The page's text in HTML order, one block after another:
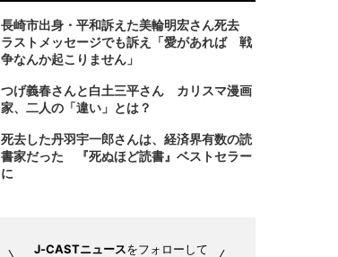
長崎市出身・平和訴えた美輪明宏さん死去
ラストメッセージでも訴え「愛があれば 戦
争なんか起こりません」
つげ義春さんと白土三平さん カリスマ漫画
家、二人の「違い」とは？
死去した丹羽宇一郎さんは、経済界有数の読
書家だった 『死ぬほど読書』ベストセラー
に
J-CASTニュースをフォローして